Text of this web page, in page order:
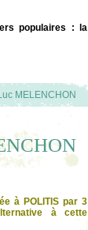
populaires : la
MELENCHON
POLITIS par 3
à cette